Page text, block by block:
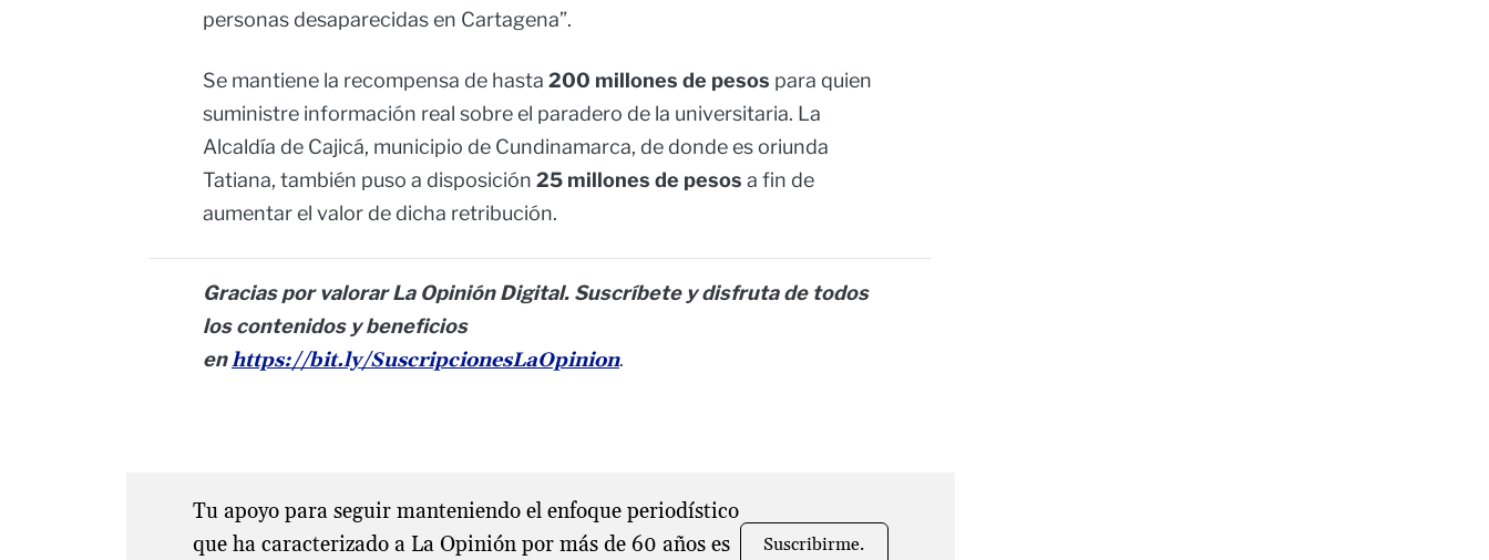
personas desaparecidas en Cartagena”.
Se mantiene la recompensa de hasta 200 millones de pesos para quien
suministre información real sobre el paradero de la universitaria. La
Alcaldía de Cajicá, municipio de Cundinamarca, de donde es oriunda
Tatiana, también puso a disposición 25 millones de pesos a fin de
aumentar el valor de dicha retribución.
Gracias por valorar La Opinión Digital. Suscríbete y disfruta de todos
los contenidos y beneficios
enhttps://bit.ly/SuscripcionesLaOpinion.
Tu apoyo para seguir manteniendo el enfoque periodístico
que ha caracterizado a La Opinión por más de 60 años es
Suscribirme.